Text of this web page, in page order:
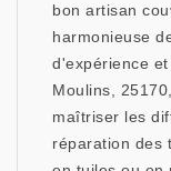
bon artisan
harmonieuse
d'expérience
Moulins,
maîtriser les
réparation des